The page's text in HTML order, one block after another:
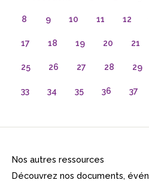
8 9 10 11 12
17 18 19 20 21
25 26 27 28 29
33 34 35 36 37
Nos autres ressources
Découvrez nos documents,